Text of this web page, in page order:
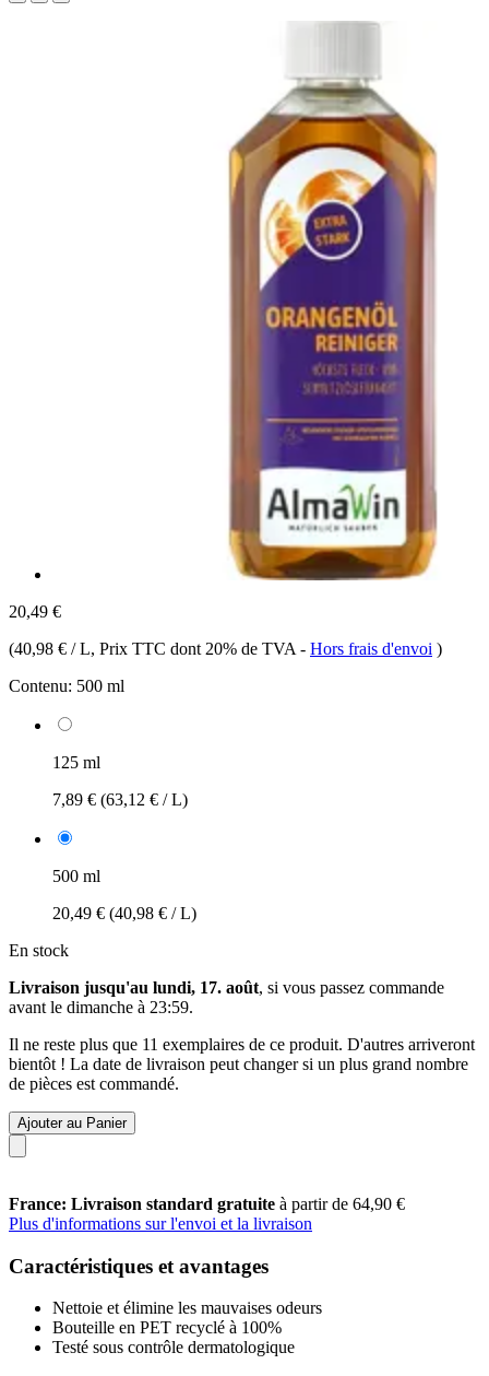
20,49 €
(40,98 € / L, Prix TTC dont 20% de TVA - Hors frais d'envoi )
Contenu: 500 ml
125 ml
7,89 € (63,12 € / L)
500 ml
20,49 € (40,98 € / L)
En stock
Livraison jusqu'au lundi, 17. août, si vous passez commande
avant le dimanche à 23:59.
Il ne reste plus que 11 exemplaires de ce produit. D'autres arriveront
bientôt ! La date de livraison peut changer si un plus grand nombre
de pièces est commandé.
Ajouter au Panier
France: Livraison standard gratuite à partir de 64,90 €
Plus d'informations sur l'envoi et la livraison
Caractéristiques et avantages
Nettoie et élimine les mauvaises odeurs
Bouteille en PET recyclé à 100%
Testé sous contrôle dermatologique